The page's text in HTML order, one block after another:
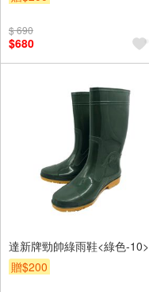
$ 690
$680
達新牌勁帥綠雨鞋<綠色-10>
贈$200